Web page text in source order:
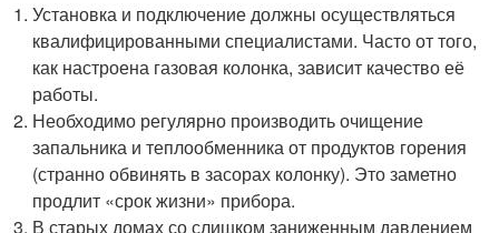
Установка и подключение должны осуществляться
квалифицированными специалистами. Часто от того,
как настроена газовая колонка, зависит качество её
работы.
Необходимо регулярно производить очищение
запальника и теплообменника от продуктов горения
(странно обвинять в засорах колонку). Это заметно
продлит «срок жизни» прибора.
В старых домах со слишком заниженным давлением